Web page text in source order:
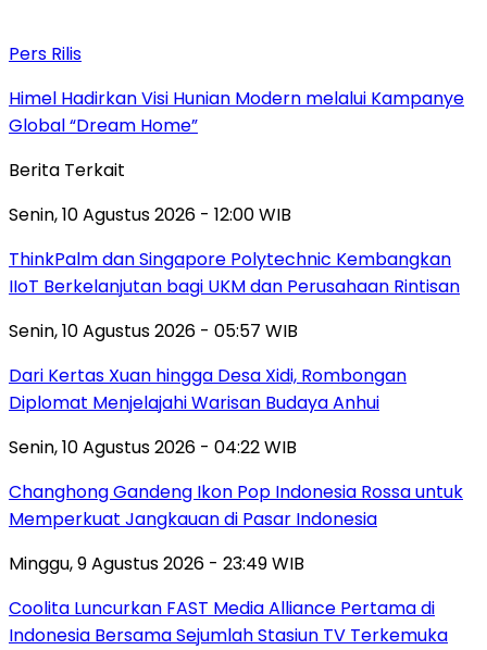
Pers Rilis
Himel Hadirkan Visi Hunian Modern melalui Kampanye
Global “Dream Home”
Berita Terkait
Senin, 10 Agustus 2026 - 12:00 WIB
ThinkPalm dan Singapore Polytechnic Kembangkan
IIoT Berkelanjutan bagi UKM dan Perusahaan Rintisan
Senin, 10 Agustus 2026 - 05:57 WIB
Dari Kertas Xuan hingga Desa Xidi, Rombongan
Diplomat Menjelajahi Warisan Budaya Anhui
Senin, 10 Agustus 2026 - 04:22 WIB
Changhong Gandeng Ikon Pop Indonesia Rossa untuk
Memperkuat Jangkauan di Pasar Indonesia
Minggu, 9 Agustus 2026 - 23:49 WIB
Coolita Luncurkan FAST Media Alliance Pertama di
Indonesia Bersama Sejumlah Stasiun TV Terkemuka